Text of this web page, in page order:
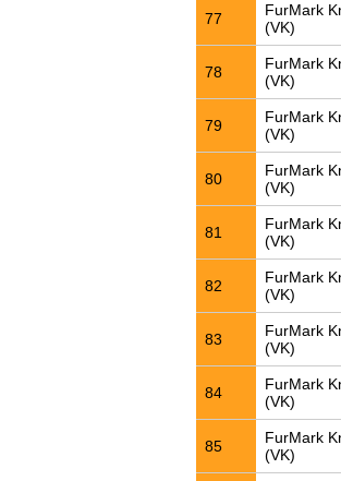
77
FurMark
(VK)
78
FurMark
(VK)
79
FurMark
(VK)
80
FurMark
(VK)
81
FurMark
(VK)
82
FurMark
(VK)
83
FurMark
(VK)
84
FurMark
(VK)
85
FurMark
(VK)